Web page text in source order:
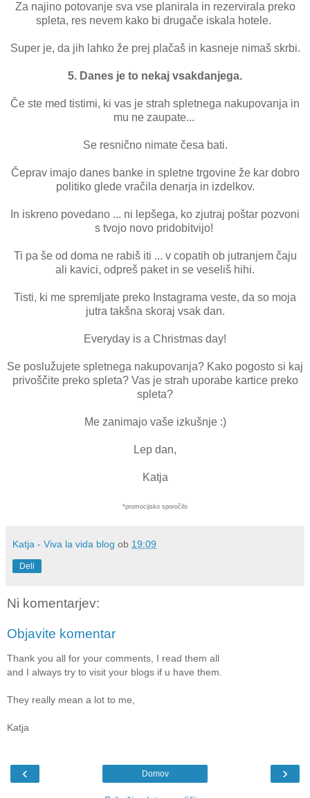
Za najino potovanje sva vse planirala in rezervirala preko
spleta, res nevem kako bi drugače iskala hotele.
Super je, da jih lahko že prej plačaš in kasneje nimaš skrbi.
5. Danes je to nekaj vsakdanjega.
Če ste med tistimi, ki vas je strah spletnega nakupovanja in
mu ne zaupate...
Se resnično nimate česa bati.
Čeprav imajo danes banke in spletne trgovine že kar dobro
politiko glede vračila denarja in izdelkov.
In iskreno povedano ... ni lepšega, ko zjutraj poštar pozvoni
s tvojo novo pridobitvijo!
Ti pa še od doma ne rabiš iti ... v copatih ob jutranjem čaju
ali kavici, odpreš paket in se veseliš hihi.
Tisti, ki me spremljate preko Instagrama veste, da so moja
jutra takšna skoraj vsak dan.
Everyday is a Christmas day!
Se poslužujete spletnega nakupovanja? Kako pogosto si kaj
privoščite preko spleta? Vas je strah uporabe kartice preko
spleta?
Me zanimajo vaše izkušnje :)
Lep dan,
Katja
*promocijsko sporočilo
Katja - Viva la vida blog ob 19:09
Deli
Ni komentarjev:
Objavite komentar
Thank you all for your comments, I read them all
and I always try to visit your blogs if u have them.
They really mean a lot to me,
Katja
‹ ›
Domov